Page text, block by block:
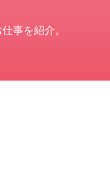
事を紹介。